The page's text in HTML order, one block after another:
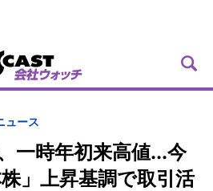
ュース
一時年初来高値...今
」上昇基調で取引活